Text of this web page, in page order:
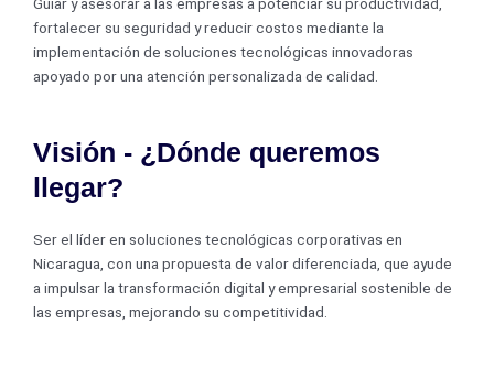
fortalecer su seguridad yreducir costos mediante la
implementación de soluciones tecnológicas innovadoras
apoyado poruna atención personalizada de calidad
Visión - ¿Dónde queremos
llegar?
Ser el líder en soluciones tecnológicas corporativas en
Nicaragua, con una propuesta de valor diferenciada, que ayude
a impulsarla transformación digital y empresarial sostenible de
las empresas, mejorando su competitividad